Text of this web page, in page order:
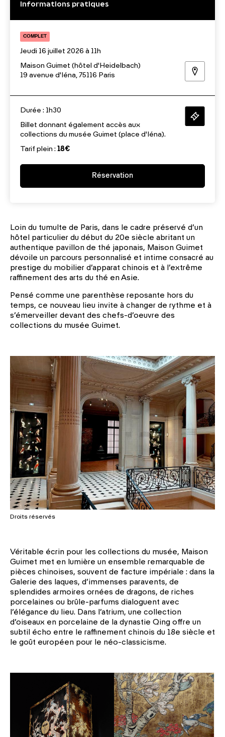
Informations pratiques
COMPLET
Jeudi 16 juillet 2026 à 11h
Maison Guimet (hôtel d'Heidelbach)
19 avenue d'Iéna, 75116 Paris
Durée : 1h30
Billet donnant également accès aux
collections du musée Guimet (place d'Iéna).
Tarif plein : 18€
Réservation
Loin du tumulte de Paris, dans le cadre préservé d’un
hôtel particulier du début du 20e siècle abritant un
authentique pavillon de thé japonais, Maison Guimet
dévoile un parcours personnalisé et intime consacré au
prestige du mobilier d’apparat chinois et à l’extrême
raffinement des arts du thé en Asie.
Pensé comme une parenthèse reposante hors du
temps, ce nouveau lieu invite à changer de rythme et à
s’émerveiller devant des chefs-d’oeuvre des
collections du musée Guimet.
Droits réservés
Véritable écrin pour les collections du musée, Maison
Guimet met en lumière un ensemble remarquable de
pièces chinoises, souvent de facture impériale : dans la
Ga­lerie des laques, d’immenses paravents, de
splendides armoires ornées de dra­gons, de riches
porcelaines ou brûle-par­fums dialoguent avec
l’élégance du lieu. Dans l’atrium, une collection
d’oiseaux en porcelaine de la dynastie Qing offre un
subtil écho entre le raffinement chinois du 18e siècle et
le goût européen pour le néo-classicisme.